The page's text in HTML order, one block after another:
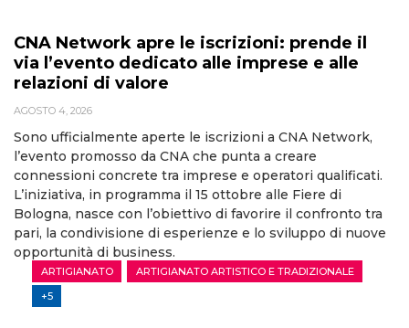
CNA Network apre le iscrizioni: prende il
via l’evento dedicato alle imprese e alle
relazioni di valore
AGOSTO 4, 2026
Sono ufficialmente aperte le iscrizioni a CNA Network,
l’evento promosso da CNA che punta a creare
connessioni concrete tra imprese e operatori qualificati.
L’iniziativa, in programma il 15 ottobre alle Fiere di
Bologna, nasce con l’obiettivo di favorire il confronto tra
pari, la condivisione di esperienze e lo sviluppo di nuove
opportunità di business.
ARTIGIANATO
ARTIGIANATO ARTISTICO E TRADIZIONALE
+5